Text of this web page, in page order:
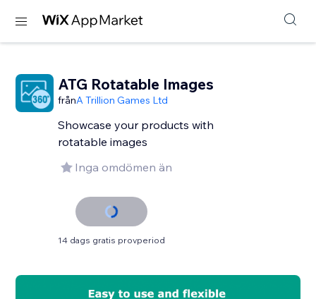
ATG Rotatable Images
frånA Trillion Games Ltd
Showcase your products with
rotatable images
Inga omdömen än
14 dags gratis provperiod